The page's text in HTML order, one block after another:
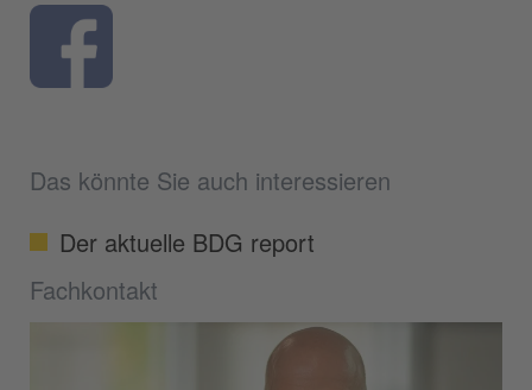
Das könnte Sie auch interessieren
Der aktuelle BDG report
Fachkontakt